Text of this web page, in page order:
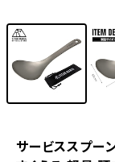
サービススプー